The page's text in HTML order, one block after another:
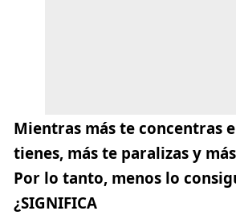
Mientras más te concentras
tienes, más te paralizas y
Por lo tanto, menos lo
¿SIGNIFICA